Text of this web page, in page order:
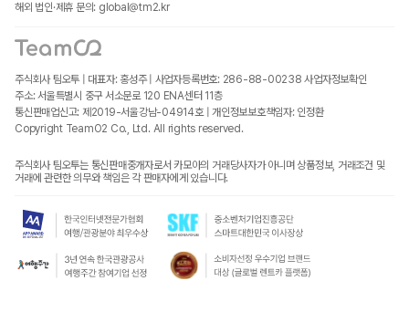
해외 법인·제휴 문의: global@tm2.kr
주식회사 팀오투 | 대표자: 홍성주 | 사업자등록번호: 286-88-00238 사업자정보확인
주소: 서울특별시 중구 서소문로 120 ENA센터 11층
통신판매업신고: 제2019-서울강남-04914호 | 개인정보보호책임자: 인정환
Copyright TeamO2 Co., Ltd. All rights reserved.
주식회사 팀오투는 통신판매중개자로서 카모아의 거래당사자가 아니며 상품정보, 거래조건 및
거래에 관련한 의무와 책임은 각 판매자에게 있습니다.